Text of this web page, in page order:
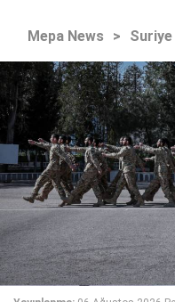
Mepa News > Suriye